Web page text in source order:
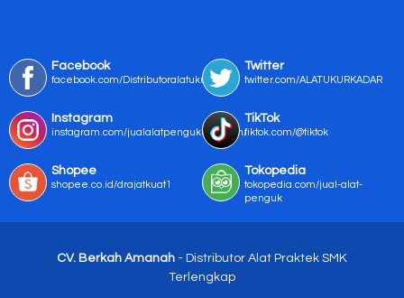
Facebook
facebook.com/Distributoralatukur
Twitter
twitter.com/ALATUKURKADAR
Instagram
instagram.com/jualalatpengukurmurah/
TikTok
tiktok.com/@tiktok
Shopee
shopee.co.id/drajatkuat1
Tokopedia
tokopedia.com/jual-alat-
penguk
CV. Berkah Amanah - Distributor Alat Praktek SMK
Terlengkap